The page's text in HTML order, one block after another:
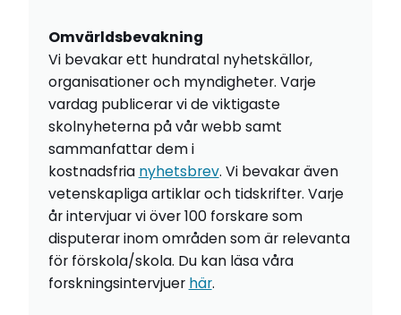
Omvärldsbevakning
Vi bevakar ett hundratal nyhetskällor,
organisationer och myndigheter. Varje
vardag publicerar vi de viktigaste
skolnyheterna på vår webb samt
sammanfattar dem i
kostnadsfria nyhetsbrev. Vi bevakar även
vetenskapliga artiklar och tidskrifter. Varje
år intervjuar vi över 100 forskare som
disputerar inom områden som är relevanta
för förskola/skola. Du kan läsa våra
forskningsintervjuer här.